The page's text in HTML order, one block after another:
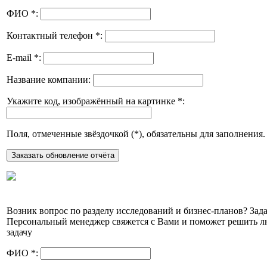
ФИО *:
Контактный телефон *:
E-mail *:
Название компании:
Укажите код, изображённый на картинке *:
Поля, отмеченные звёздочкой (*), обязательны для заполнения.
Возник вопрос по разделу исследований и бизнес-планов?
Персональный менеджер свяжется с Вами и поможет решить
задачу
ФИО *: